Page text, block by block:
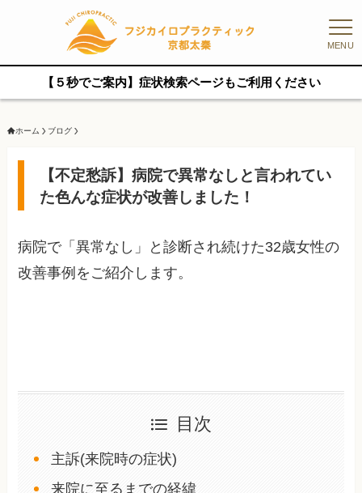
MENU
【５秒でご案内】症状検索ページもご利用ください
ホーム ブログ
【不定愁訴】病院で異常なしと言われてい
た色んな症状が改善しました！
病院で「異常なし」と診断され続けた32歳女性の
改善事例をご紹介します。
目次
主訴(来院時の症状)
来院に至るまでの経緯